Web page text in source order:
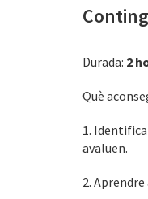
Durada: 2
Què
1.
avaluen.
2.